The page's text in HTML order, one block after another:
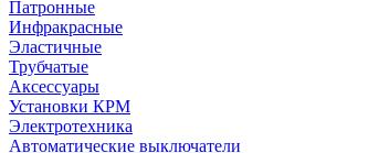
Патронные
Инфракрасные
Эластичные
Трубчатые
Аксессуары
Установки КРМ
Электротехника
Автоматические выключатели